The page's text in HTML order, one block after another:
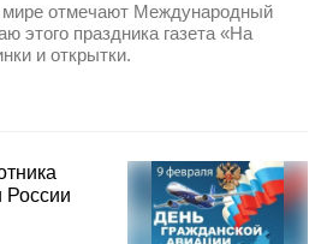
мире отмечают Международный
этого праздника газета «На
и открытки.
России